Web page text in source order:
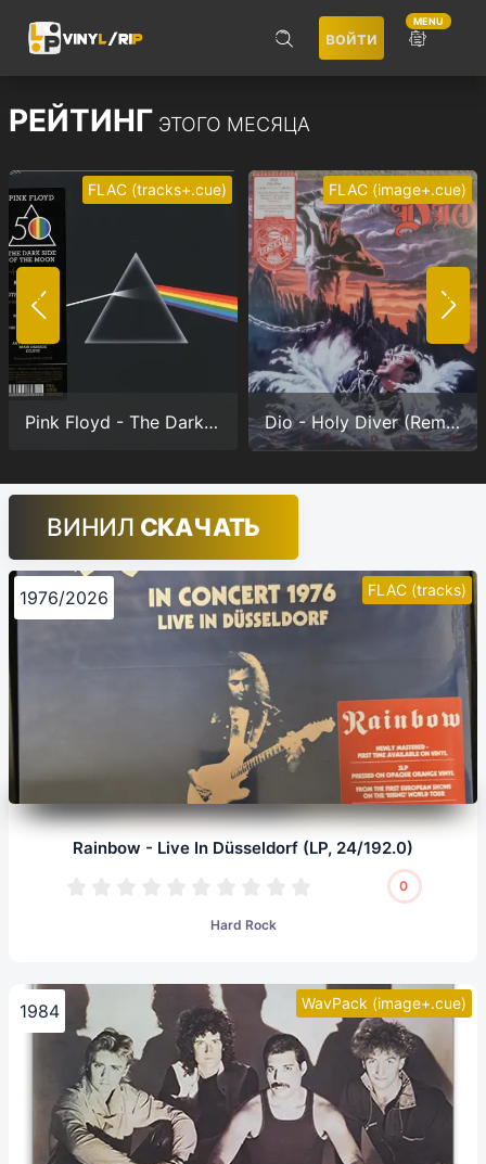
войти
Не запоминать меня
ВОЙТИ
Регистрация
MENU
ПОИСК
РЕЙТИНГ ЭТОГО МЕСЯЦА
FLAC (tracks+.cue)
Pink Floyd - The Dark Side Of The Moon (Anniversary version) (24/192.0)
FLAC (image+.cue)
Dio - Holy Diver (Remastered) (24/96.0)
ВИНИЛ СКАЧАТЬ
FLAC (tracks)
1976/2026
Rainbow - Live In Düsseldorf (LP, 24/192.0)
0
Hard Rock
WavPack (image+.cue)
1984